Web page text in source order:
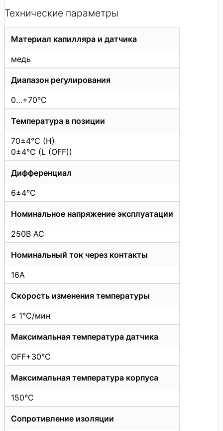
Технические параметры
Материал капилляра и датчика
медь
Диапазон регулирования
0…+70°C
Температура в позиции
70±4°C (H)
0±4°C (L (OFF))
Дифференциал
6±4°C
Номинальное напряжение эксплуатации
250В АС
Номинальный ток через контакты
16А
Скорость изменения температуры
≤ 1°C/мин
Максимальная температура датчика
OFF+30°C
Максимальная температура корпуса
150°C
Сопротивление изоляции